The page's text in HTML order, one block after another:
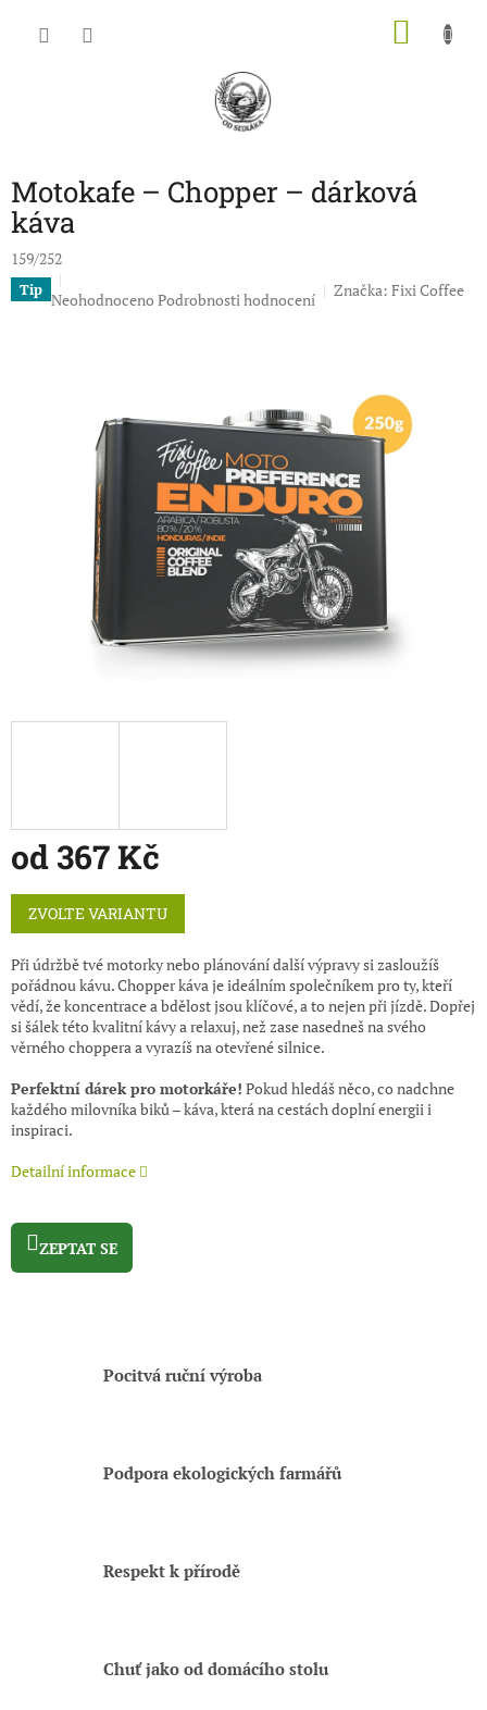
Motokafe – Chopper – dárková
káva
159/252
Tip Průměrné
hvězdiček.
Neohodnoceno Podrobnosti hodnocení Značka: Fixi Coffee
od367 Kč
Měrná
cena:
ZVOLTE VARIANTU
Při údržbě tvé motorky nebo plánování další výpravy si zasloužíš
pořádnou kávu. Chopper káva je ideálním společníkem pro ty, kteří
vědí, že koncentrace a bdělost jsou klíčové, a to nejen při jízdě. Dopřej
si šálek této kvalitní kávy a relaxuj, než zase nasedneš na svého
věrného choppera a vyrazíš na otevřené silnice.
Perfektní dárek pro motorkáře! Pokud hledáš něco, co nadchne
každého milovníka biků – káva, která na cestách doplní energii i
inspiraci.
Detailní informace
ZEPTAT SE
Pocitvá ruční výroba
Podpora ekologických farmářů
Respekt k přírodě
Chuť jako od domácího stolu